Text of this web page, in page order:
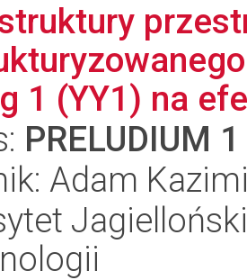
1 (YY1) na
PRELUDIUM 1
Adam